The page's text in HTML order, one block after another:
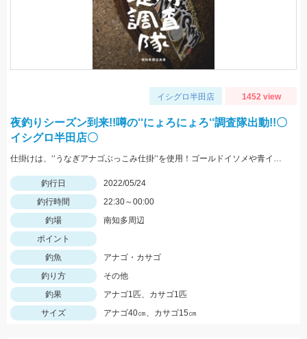
イシグロ半田店 1452 view
夜釣りシーズン到来!!噂の‘‘にょろにょろ‘‘調査隊出動!!〇
イシグロ半田店〇
仕掛けは、‘‘うなぎアナゴぶっこみ仕掛‘‘を使用！ゴールドイソメや青イソメの房掛けがオススメ‼
釣行日
2022/05/24
釣行時間
22:30～00:00
釣場
南知多周辺
ポイント
釣魚
アナゴ・カサゴ
釣り方
その他
釣果
アナゴ1匹、カサゴ1匹
サイズ
アナゴ40㎝、カサゴ15㎝